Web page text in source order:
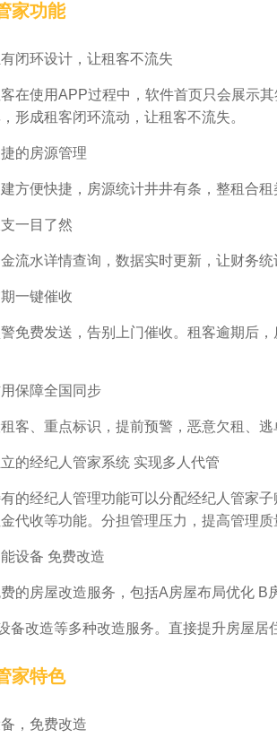
家功能
闭环设计，让租客不流失
在使用APP过程中，软件首页只会展示
形成租客闭环流动，让租客不流失。
的房源管理
方便快捷，房源统计井井有条，整租合
一目了然
流水详情查询，数据实时更新，让财务
一键催收
免费发送，告别上门催收。租客逾期后
保障全国同步
客、重点标识，提前预警，恶意欠租、
的经纪人管家系统 实现多人代管
的经纪人管理功能可以分配经纪人管家
代收等功能。分担管理压力，提高管理质
设备 免费改造
的房屋改造服务，包括A房屋布局优化
备改造等多种改造服务。直接提升房屋居
家特色
，免费改造